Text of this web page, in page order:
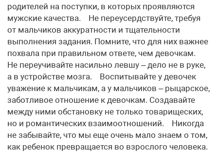
родителей на поступки, в которых проявляются
мужские качества. Не переусердствуйте, требуя
от мальчиков аккуратности и тщательности
выполнения задания. Помните, что для них важнее
похвала при правильном ответе, чем девочкам.
Не переучивайте насильно левшу – дело не в руке,
а в устройстве мозга. Воспитывайте у девочек
уважение к мальчикам, а у мальчиков – рыцарское,
заботливое отношение к девочкам. Создавайте
между ними обстановку не только товарищеских,
но и романтических взаимоотношений. Никогда
не забывайте, что мы еще очень мало знаем о том,
как ребенок превращается во взрослого человека.